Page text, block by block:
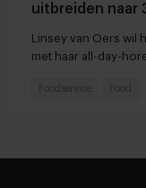
uitbreiden naar
Linsey van Oers wil
met haar all-day-
Foodservice Food